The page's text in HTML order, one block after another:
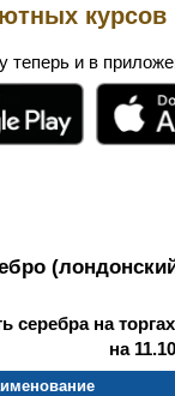
курсов
теперь и в
серебра на
на